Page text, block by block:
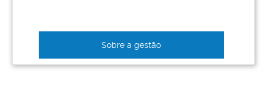
Sobre a gestão